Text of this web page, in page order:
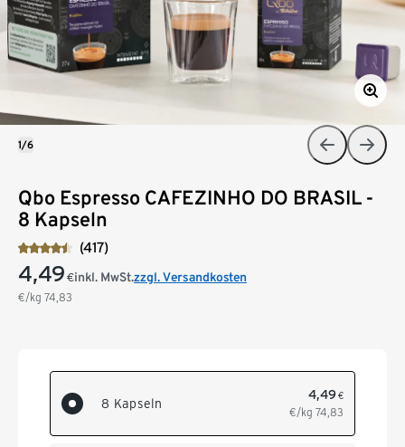
Qbo Espresso CAFEZINHO DO BRASIL -
8 Kapseln
(417)
4,49 €
€/kg 74,83
inkl. MwSt.zzgl. Versandkosten
8 Kapseln
4,49 €
€/kg 74,83
1/6